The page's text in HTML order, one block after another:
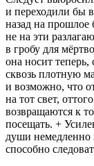
и переходили бы
назад на прошлое
не на эти
в гробу для
она носит теперь,
сквозь плотную
и возможно, что
на тот свет,
возвращаются к
посещать. +
души немедленно
способно